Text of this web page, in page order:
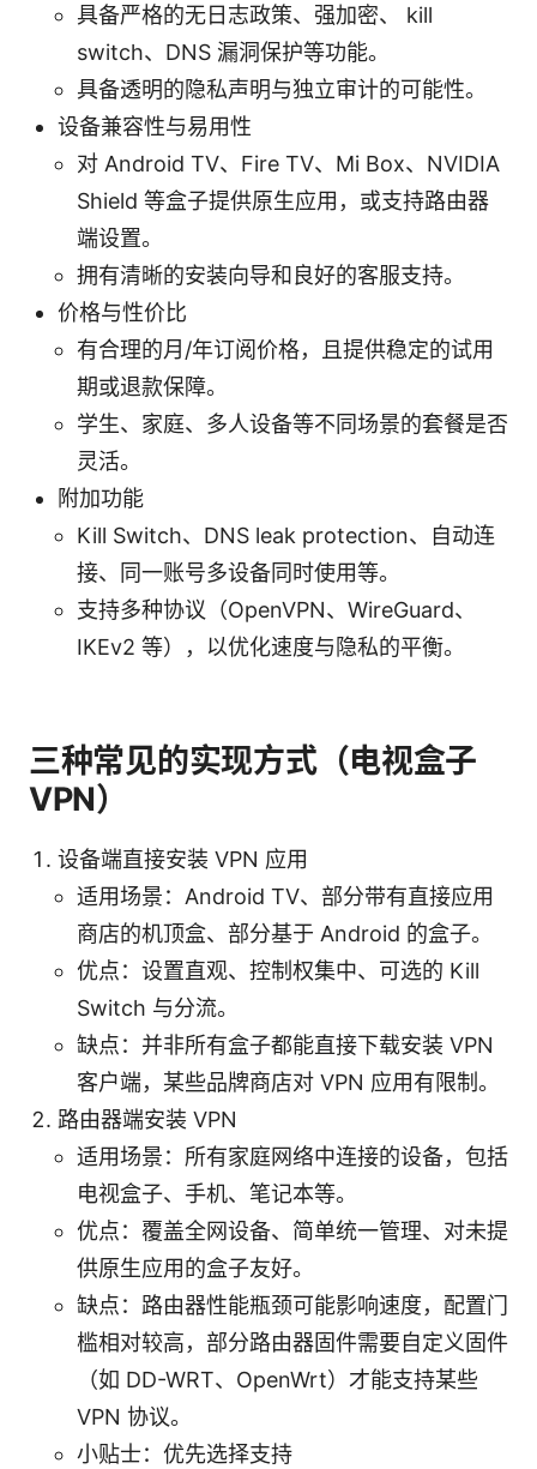
具备严格的无日志政策、强加密、 kill
switch、DNS 漏洞保护等功能。
具备透明的隐私声明与独立审计的可能性。
设备兼容性与易用性
对 Android TV、Fire TV、Mi Box、NVIDIA
Shield 等盒子提供原生应用，或支持路由器
端设置。
拥有清晰的安装向导和良好的客服支持。
价格与性价比
有合理的月/年订阅价格，且提供稳定的试用
期或退款保障。
学生、家庭、多人设备等不同场景的套餐是否
灵活。
附加功能
Kill Switch、DNS leak protection、自动连
接、同一账号多设备同时使用等。
支持多种协议（OpenVPN、WireGuard、
IKEv2 等），以优化速度与隐私的平衡。
三种常见的实现方式（电视盒子
VPN）
设备端直接安装 VPN 应用
适用场景：Android TV、部分带有直接应用
商店的机顶盒、部分基于 Android 的盒子。
优点：设置直观、控制权集中、可选的 Kill
Switch 与分流。
缺点：并非所有盒子都能直接下载安装 VPN
客户端，某些品牌商店对 VPN 应用有限制。
路由器端安装 VPN
适用场景：所有家庭网络中连接的设备，包括
电视盒子、手机、笔记本等。
优点：覆盖全网设备、简单统一管理、对未提
供原生应用的盒子友好。
缺点：路由器性能瓶颈可能影响速度，配置门
槛相对较高，部分路由器固件需要自定义固件
（如 DD-WRT、OpenWrt）才能支持某些
VPN 协议。
小贴士：优先选择支持